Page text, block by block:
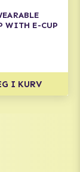
WITH E-CUP
I KURV